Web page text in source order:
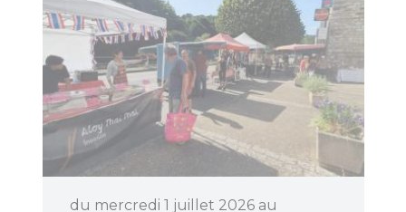
du mercredi 1 juillet 2026 au